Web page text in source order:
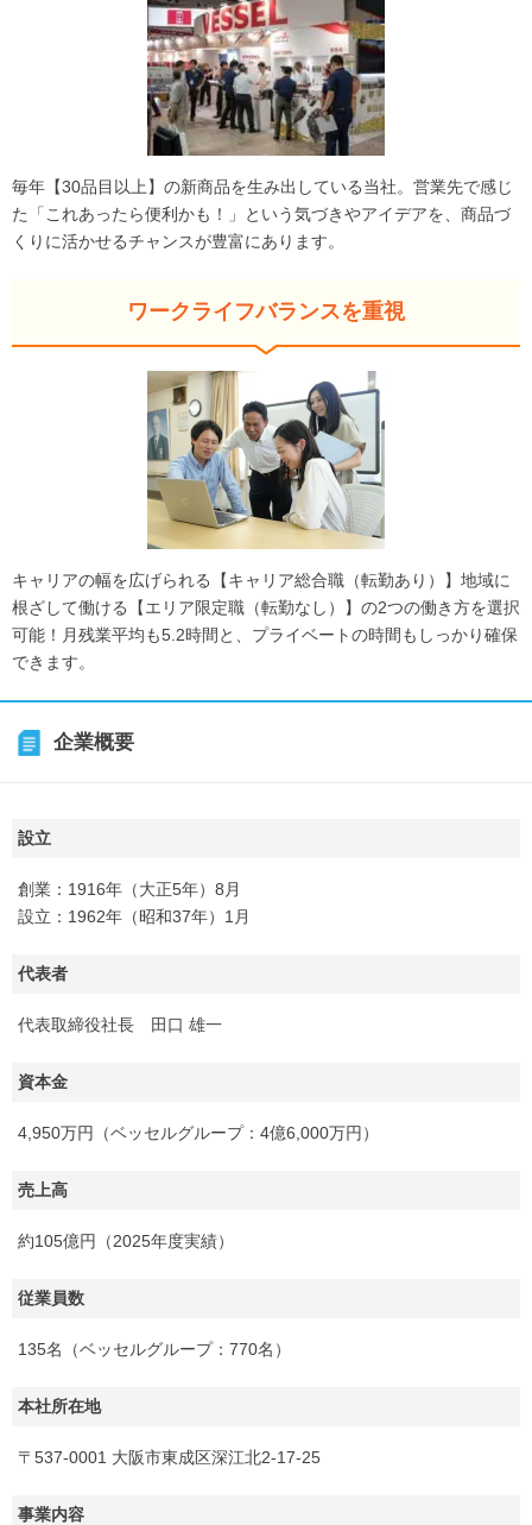
毎年【30品目以上】の新商品を生み出している当社。営業先で感じ
た「これあったら便利かも！」という気づきやアイデアを、商品づ
くりに活かせるチャンスが豊富にあります。
ワークライフバランスを重視
キャリアの幅を広げられる【キャリア総合職（転勤あり）】地域に
根ざして働ける【エリア限定職（転勤なし）】の2つの働き方を選択
可能！月残業平均も5.2時間と、プライベートの時間もしっかり確保
できます。
企業概要
設立
創業：1916年（大正5年）8月
設立：1962年（昭和37年）1月
代表者
代表取締役社長 田口 雄一
資本金
4,950万円（ベッセルグループ：4億6,000万円）
売上高
約105億円（2025年度実績）
従業員数
135名（ベッセルグループ：770名）
本社所在地
〒537-0001 大阪市東成区深江北2-17-25
事業内容